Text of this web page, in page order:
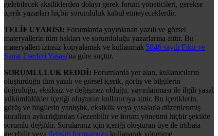
gelebilecek aksiliklerden dolayı gerek forum yöneticileri, gerekse
içerik yazarları hiçbir sorumluluk kabul etmeyeceklerdir.
TELİF UYARISI: Forumlarda yayınlanan yazılı ve görsel
materyallerin tüm hakları ve sorumluluğu yazarlarına aittir. Bu
materyalleri izinsiz kopyalamak ve kullanmak 5846 sayılı Fikir ve
Sanat Eserleri Yasası'na göre suçtur.
SORUMLULUK REDDİ: Forumlarda yer alan, kullanıcıların
oluşturduğu tüm yazılı ve görsel içerik, görüş ve bilgilerin
doğruluğu, eksiksiz ve değişmez olduğu, yayınlanması ile ilgili yasal
yükümlülükler içeriği oluşturan kullanıcıya aittir. Bu içeriklerin,
görüş ve bilgilerin yanlışlık, eksiklik veya yasalarla düzenlenmiş
kurallara aykırılığından Gezenbilir ve forum yönetimi hiçbir şekilde
sorumlu değildir. Sorularınız için içeriği oluşturan üye ile irtibata
geçebilir veya iletişim formumuzu kullanarak yönetime